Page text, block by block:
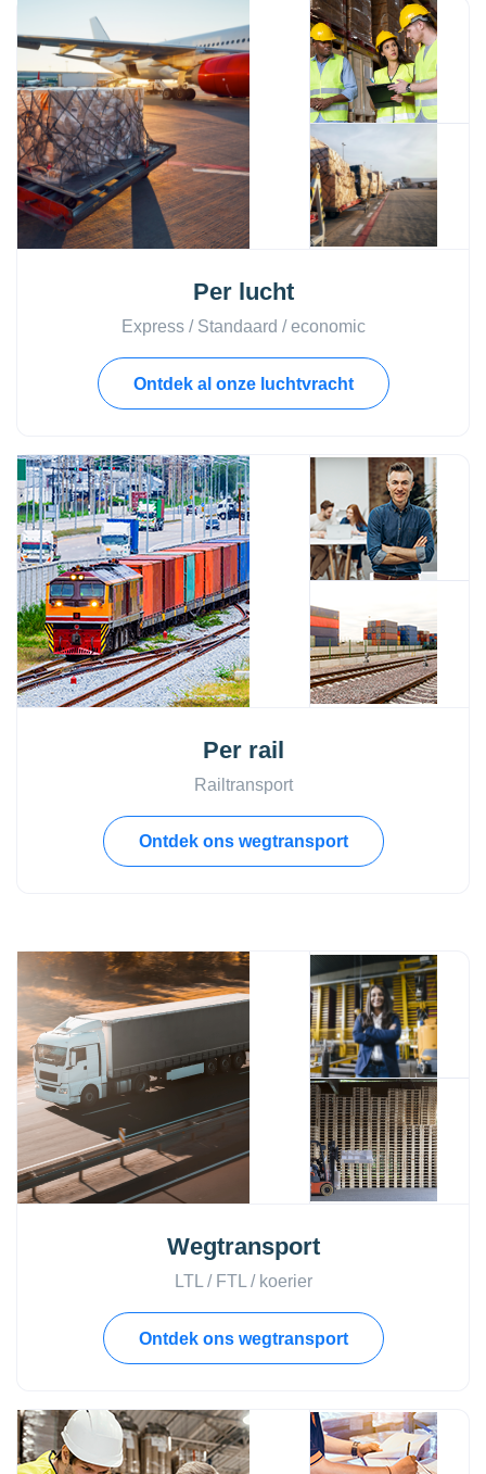
Per lucht
Express / Standaard / economic
Ontdek al onze luchtvracht
Per rail
Railtransport
Ontdek ons wegtransport
Wegtransport
LTL / FTL / koerier
Ontdek ons wegtransport